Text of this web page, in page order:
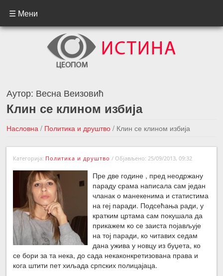
☰ Мени
Аутор: Весна Веизовић
Клин се клином избија
Насловна / Политика и друштво / Клин се клином избија
←Претходна вест
Следећа вест →
Категорија: Политика и друштво / Објављено: 25/09/2013, 09:32
Пре две године , пред неодржану
параду срама написала сам један
чланак о манекенима и статистима
на геј паради. Подсећања ради, у
кратким цртама сам покушала да
прикажем ко се заиста појављује
на тој паради, ко читавих седам
дана ужива у новцу из буџета, ко
се бори за та нека, до сада некаконкретизована права и
кога штити пет хиљада српских полицајаца.